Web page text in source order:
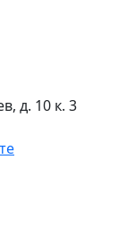
д. 10 к. 3